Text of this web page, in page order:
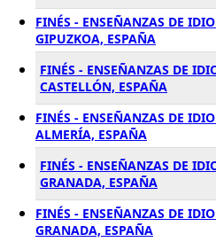
FINÉS - ENSEÑANZAS DE
GIPUZKOA, ESPAÑA
FINÉS - ENSEÑANZAS DE
CASTELLÓN, ESPAÑA
FINÉS - ENSEÑANZAS DE
ALMERÍA, ESPAÑA
FINÉS - ENSEÑANZAS DE
GRANADA, ESPAÑA
FINÉS - ENSEÑANZAS DE
GRANADA, ESPAÑA